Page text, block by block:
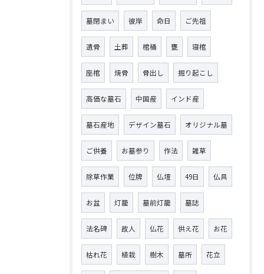
墓閉まい 彼岸 命日 ご先祖
遺骨 土葬 棺桶 甕 寝棺
座棺 焼骨 骨出し 掘り起こし
高価な墓石 中国産 インド産
墓石産地 デザイン墓石 オリジナル墓
ご供養 お墓参り 作法 雑草
除草作業 位牌 仏壇 49日 仏具
お盆 灯籠 墓前灯籠 墓誌
法名碑 故人 仏花 供え花 お花
枯れ花 植栽 樹木 墓所 花立